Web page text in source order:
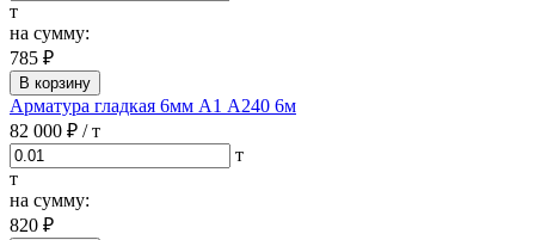
т
на сумму:
785 ₽
В корзину
Арматура гладкая 6мм А1 А240 6м
82 000 ₽ / т
т
т
на сумму:
820 ₽